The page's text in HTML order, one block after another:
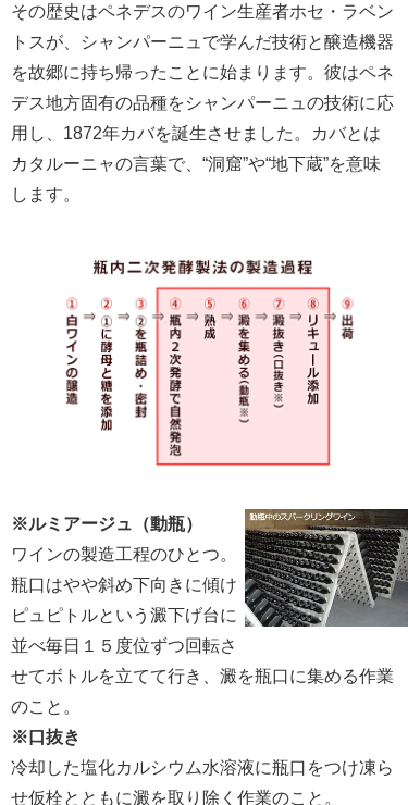
その歴史はペネデスのワイン生産者ホセ・ラベン
トスが、シャンパーニュで学んだ技術と醸造機器
を故郷に持ち帰ったことに始まります。彼はペネ
デス地方固有の品種をシャンパーニュの技術に応
用し、1872年カバを誕生させました。カバとは
カタルーニャの言葉で、“洞窟”や“地下蔵”を意味
します。
※ルミアージュ（動瓶）
ワインの製造工程のひとつ。
瓶口はやや斜め下向きに傾け
ピュピトルという澱下げ台に
並べ毎日１５度位ずつ回転さ
せてボトルを立てて行き、澱を瓶口に集める作業
のこと。
※口抜き
冷却した塩化カルシウム水溶液に瓶口をつけ凍ら
せ仮栓とともに澱を取り除く作業のこと。